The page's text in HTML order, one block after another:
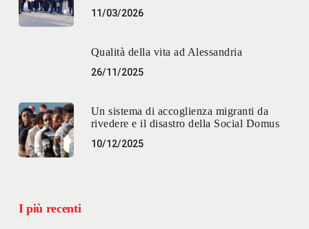
11/03/2026
Qualità della vita ad Alessandria
26/11/2025
Un sistema di accoglienza migranti da
rivedere e il disastro della Social Domus
10/12/2025
I più recenti